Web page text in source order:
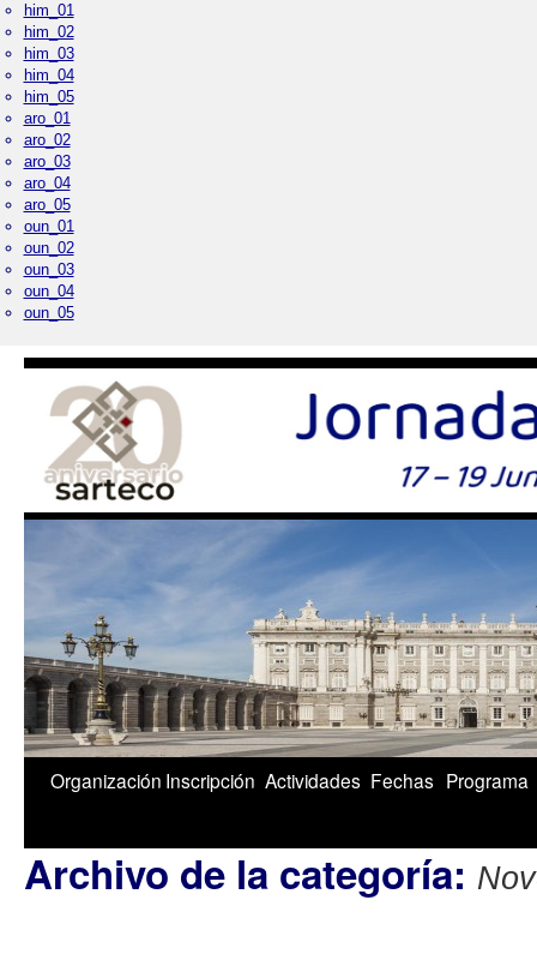
him_01
him_02
him_03
him_04
him_05
aro_01
aro_02
aro_03
aro_04
aro_05
oun_01
oun_02
oun_03
oun_04
oun_05
1/5
Palacio Real
Organización Inscripción Actividades Fechas Programa
Archivo de la categoría: